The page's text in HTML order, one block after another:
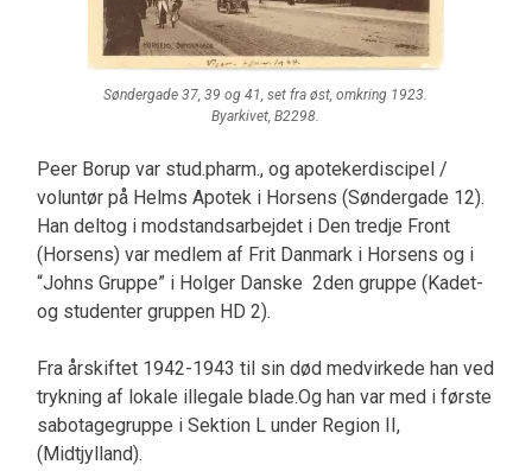
Søndergade 37, 39 og 41, set fra øst, omkring 1923.
Byarkivet, B2298.
Peer Borup var stud.pharm., og apotekerdiscipel /
voluntør på Helms Apotek i Horsens (Søndergade 12).
Han deltog i modstandsarbejdet i Den tredje Front
(Horsens) var medlem af Frit Danmark i Horsens og i
“Johns Gruppe” i Holger Danske 2den gruppe (Kadet-
og studenter gruppen HD 2).
Fra årskiftet 1942-1943 til sin død medvirkede han ved
trykning af lokale illegale blade.Og han var med i første
sabotagegruppe i Sektion L under Region II,
(Midtjylland).